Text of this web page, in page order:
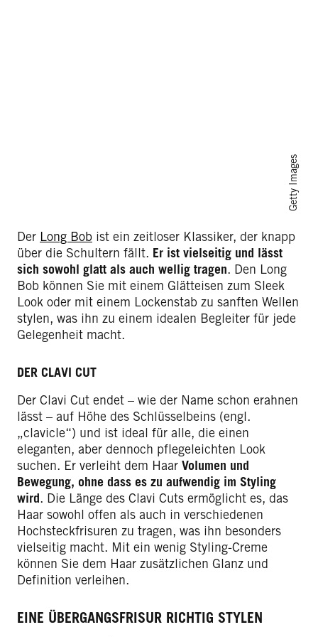
Getty Images
Der Long Bob ist ein zeitloser Klassiker, der knapp
über die Schultern fällt. Er ist vielseitig und lässt
sich sowohl glatt als auch wellig tragen. Den Long
Bob können Sie mit einem Glätteisen zum Sleek
Look oder mit einem Lockenstab zu sanften Wellen
stylen, was ihn zu einem idealen Begleiter für jede
Gelegenheit macht.
DER CLAVI CUT
Der Clavi Cut endet – wie der Name schon erahnen
lässt – auf Höhe des Schlüsselbeins (engl.
„clavicle“) und ist ideal für alle, die einen
eleganten, aber dennoch pflegeleichten Look
suchen. Er verleiht dem Haar Volumen und
Bewegung, ohne dass es zu aufwendig im Styling
wird. Die Länge des Clavi Cuts ermöglicht es, das
Haar sowohl offen als auch in verschiedenen
Hochsteckfrisuren zu tragen, was ihn besonders
vielseitig macht. Mit ein wenig Styling-Creme
können Sie dem Haar zusätzlichen Glanz und
Definition verleihen.
EINE ÜBERGANGSFRISUR RICHTIG STYLEN